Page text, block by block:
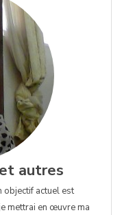
autres
objectif actuel est
mettrai en œuvre ma